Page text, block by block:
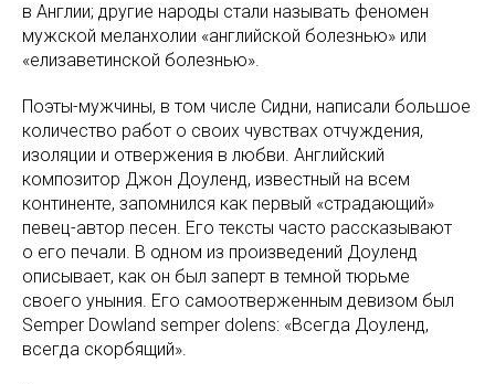
в Англии; другие народы стали называть феномен
мужской меланхолии «английской болезнью» или
«елизаветинской болезнью».
Поэты-мужчины, в том числе Сидни, написали большое
количество работ о своих чувствах отчуждения,
изоляции и отвержения в любви. Английский
композитор Джон Доуленд, известный на всем
континенте, запомнился как первый «страдающий»
певец-автор песен. Его тексты часто рассказывают
о его печали. В одном из произведений Доуленд
описывает, как он был заперт в темной тюрьме
своего уныния. Его самоотверженным девизом был
Semper Dowland semper dolens: «Всегда Доуленд,
всегда скорбящий».